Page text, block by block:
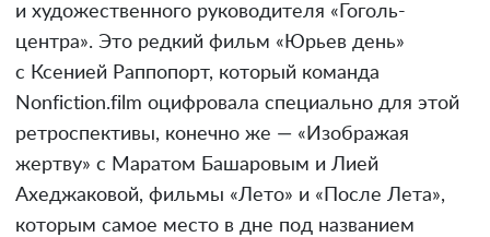
и художественного руководителя «Гоголь-
центра». Это редкий фильм «Юрьев день»
с Ксенией Раппопорт, который команда
Nonfiction.film оцифровала специально для этой
ретроспективы, конечно же — «Изображая
жертву» с Маратом Башаровым и Лией
Ахеджаковой, фильмы «Лето» и «После Лета»,
которым самое место в дне под названием